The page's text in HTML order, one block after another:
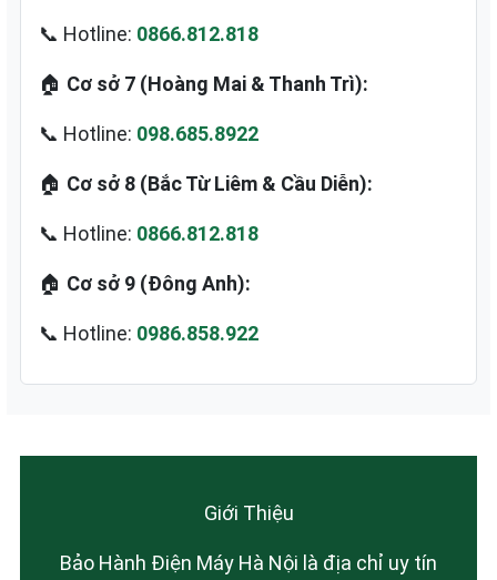
📞 Hotline: 0866.812.818
🏠 Cơ sở 7 (Hoàng Mai & Thanh Trì):
📞 Hotline: 098.685.8922
🏠 Cơ sở 8 (Bắc Từ Liêm & Cầu Diễn):
📞 Hotline: 0866.812.818
🏠 Cơ sở 9 (Đông Anh):
📞 Hotline: 0986.858.922
Giới Thiệu
Bảo Hành Điện Máy Hà Nội là địa chỉ uy tín